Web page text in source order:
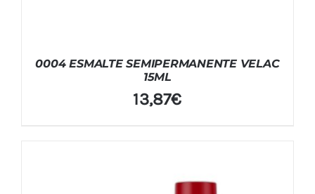
0004 ESMALTE SEMIPERMANENTE VELAC
15ML
13,87€